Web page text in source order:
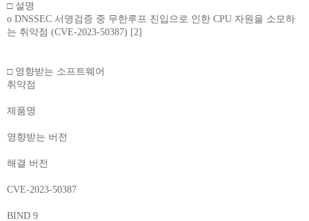
□ 설명
o DNSSEC 서명검증 중 무한루프 진입으로 인한 CPU 자원을 소모하
는 취약점 (CVE-2023-50387) [2]
□ 영향받는 소프트웨어
취약점
제품명
영향받는 버전
해결 버전
CVE-2023-50387
BIND 9